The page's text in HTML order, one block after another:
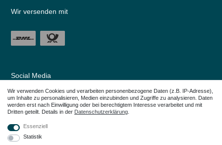
Wir versenden mit
Social Media
Wir verwenden Cookies und verarbeiten personenbezogene Daten (z.B. IP-Adresse),
um Inhalte zu personalisieren, Medien einzubinden und Zugriffe zu analysieren. Daten
werden erst nach Einwilligung oder bei berechtigtem Interesse verarbeitet und mit
Dritten geteilt. Details in der Daten­schutz­erklärung
Essenziell
Statistik